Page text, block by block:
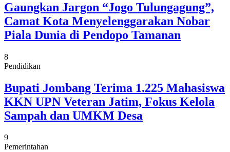
Gaungkan Jargon “Jogo Tulungagung”,
Camat Kota Menyelenggarakan Nobar
Piala Dunia di Pendopo Tamanan
8
Pendidikan
Bupati Jombang Terima 1.225 Mahasiswa
KKN UPN Veteran Jatim, Fokus Kelola
Sampah dan UMKM Desa
9
Pemerintahan